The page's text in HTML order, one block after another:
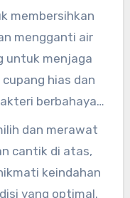
dan
Dr. Michael
ikan dari
membersihkan
mengganti air
untuk menjaga
hias dan
berbahaya.
mengganti air
utama dalam
dan cantik,”
dan merawat
cantik di atas,
keindahan
yang optimal.